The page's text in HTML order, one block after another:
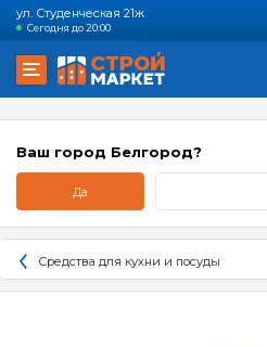
ул. Студенческая 21ж
Сегодня до 20:00
Ваш город Белгород?
Да
Средства для кухни и посуды